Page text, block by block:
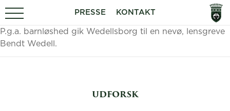
PRESSE KONTAKT
P.g.a. barnløshed gik Wedellsborg til en nevø, lensgreve
Bendt Wedell.
UDFORSK